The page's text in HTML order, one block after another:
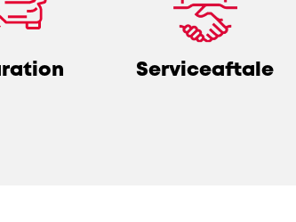
Serviceaftale